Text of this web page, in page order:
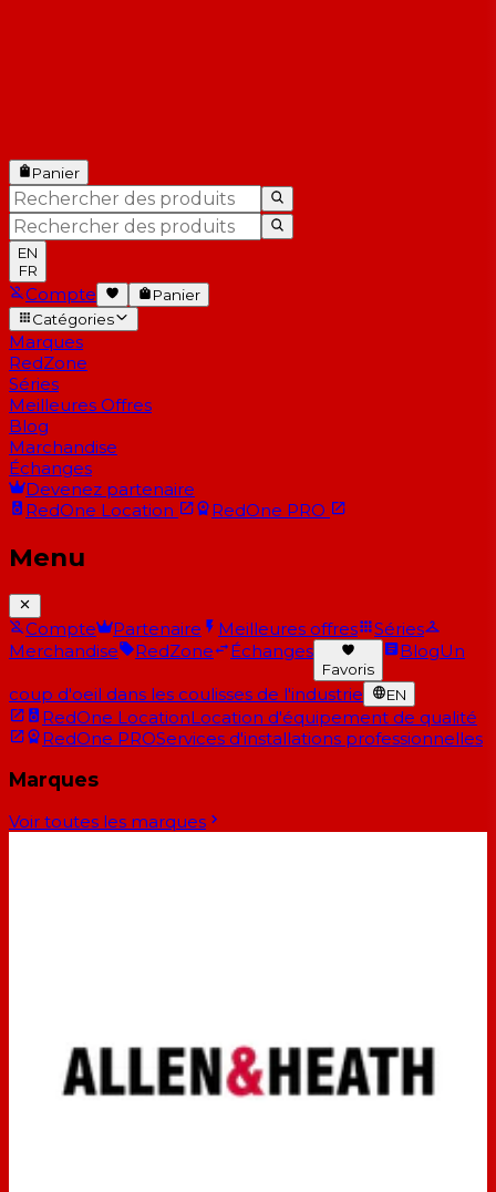
Panier
EN
FR
Compte
Panier
Catégories
Marques
RedZone
Séries
Meilleures Offres
Blog
Marchandise
Échanges
Devenez partenaire
RedOne Location RedOne PRO
Menu
Compte Partenaire Meilleures offres
Séries
Merchandise
RedZone Échanges
Favoris
BlogUn
coup d'oeil dans les coulisses de l'industrie EN
RedOne LocationLocation d'équipement de qualité
RedOne PROServices d'installations professionnelles
Marques
Voir toutes les marques